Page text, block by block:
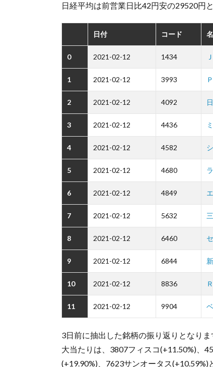
日経平均は前営業日比42円安の29520円
日付 コード
0 2021-02-12 1434
1 2021-02-12 3993
2 2021-02-12 4092
3 2021-02-12 4436
4 2021-02-12 4582
5 2021-02-12 4680
6 2021-02-12 4849
7 2021-02-12 5632
8 2021-02-12 6460
9 2021-02-12 6844
10 2021-02-12 8836
11 2021-02-12 9904
3日前に抽出した銘柄の振り返りとなりま
大当たりは、3807フィスコ(+11.50%)、
(+19.90%)、7623サンオータス(+10.59%)